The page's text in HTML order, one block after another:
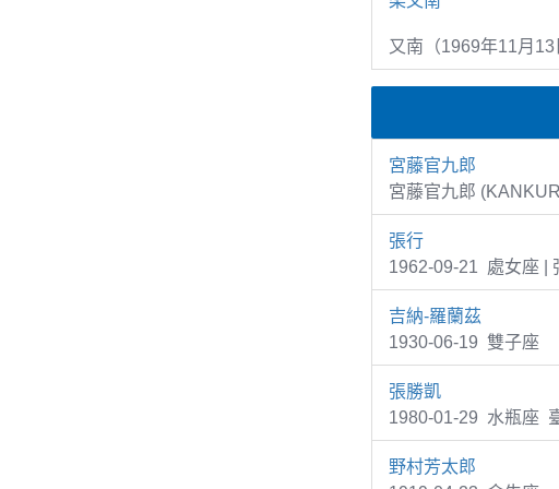
又南（1969年11月
宮藤官九郎
宮藤官九郎
張行
1962-09-21 處女座 |
吉納-羅蘭茲
1930-06-19 雙子座
張勝凱
1980-01-29 水瓶座
野村芳太郎